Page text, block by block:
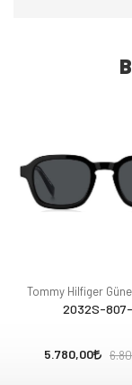
Tommy Hilfiger
2032S-
5.780,00